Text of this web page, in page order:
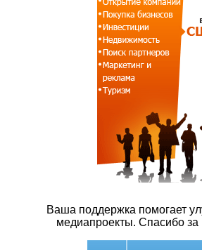
Ваша поддержка помогает
медиапроекты. Спасибо за